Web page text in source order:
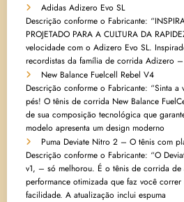
Adidas Adizero Evo SL
Descrição conforme o Fabricante:
PROJETADO PARA A CULTURA DA
velocidade com o Adizero Evo SL.
recordistas da família de corrida Adizero
New Balance Fuelcell Rebel V4
Descrição conforme o Fabricante: “Sinta a
pés! O tênis de corrida New Balance
de sua composição tecnológica que
modelo apresenta um design moderno
Puma Deviate Nitro 2 – O tênis com
Descrição conforme o Fabricante: “O
v1, – só melhorou. É o tênis de corrida de
performance otimizada que faz você
facilidade. A atualização inclui espuma